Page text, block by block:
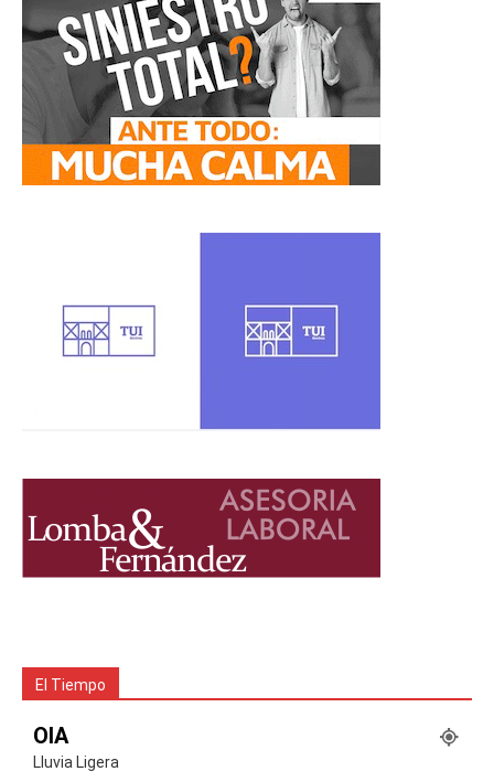
El Tiempo
OIA
Lluvia Ligera